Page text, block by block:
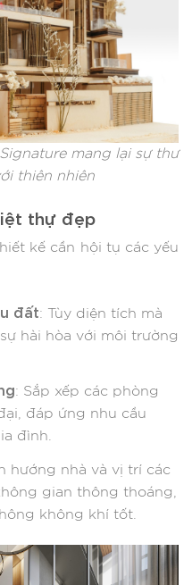
mang lại sự thư
thiên nhiên
thự đẹp
kế cần hội tụ các yếu
đất: Tùy diện tích mà
hài hòa với môi trường
: Sắp xếp các phòng
đáp ứng nhu cầu
đình.​
hướng nhà và vị trí các
gian thông thoáng,
không khí tốt.​